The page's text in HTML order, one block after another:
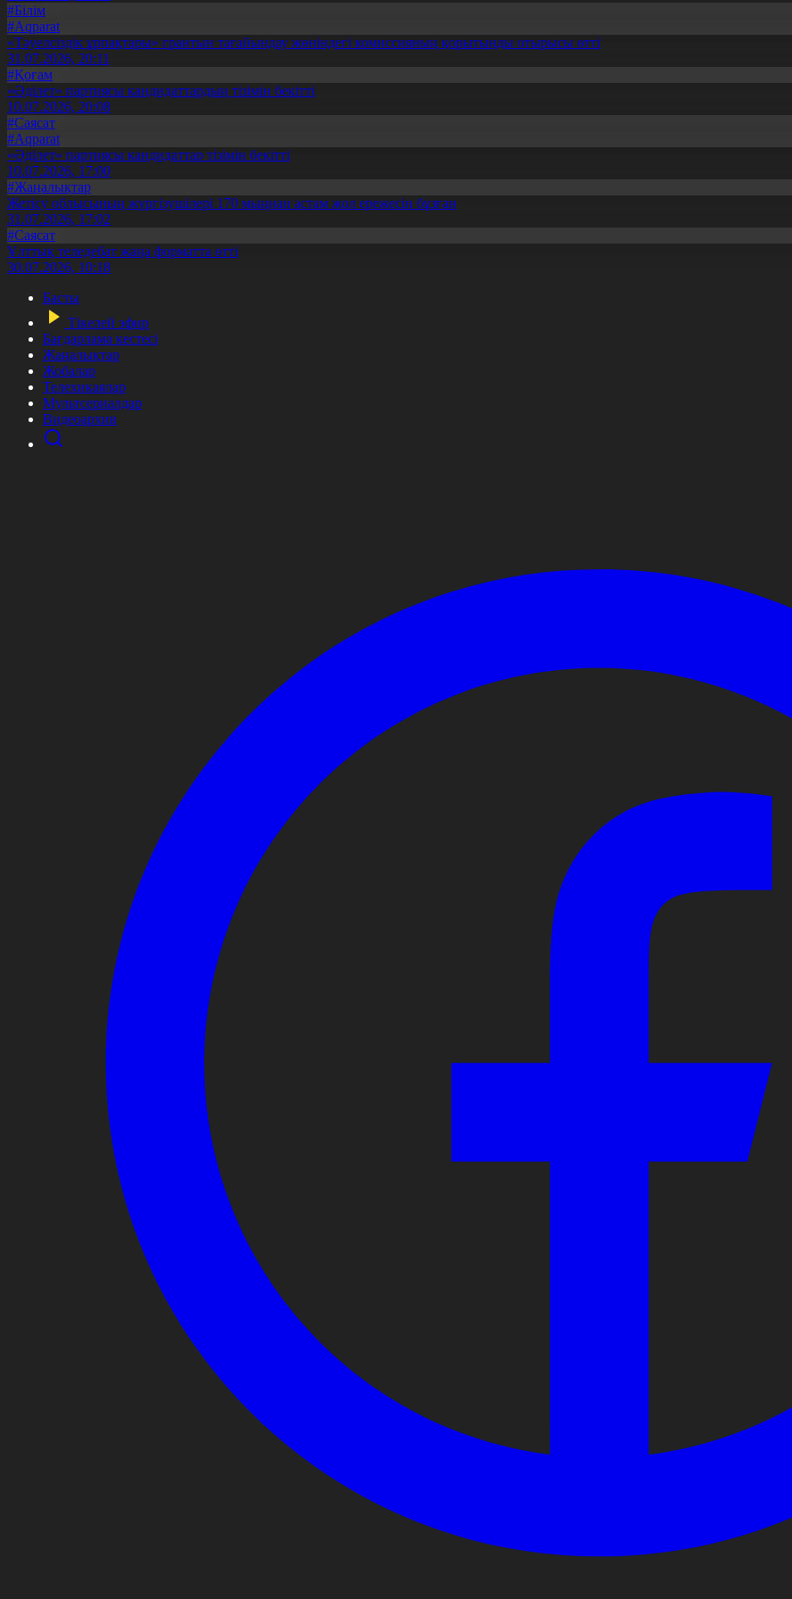
#Білім
#Aqparat
«Тәуелсіздік ұрпақтары» грантын тағайындау жөніндегі комиссияның қорытынды отырысы өтті
31.07.2026, 20:11
#Қоғам
«Әділет» партиясы кандидаттардың тізімін бекітті
10.07.2026, 20:08
#Саясат
#Aqparat
«Әділет» партиясы кандидаттар тізімін бекітті
10.07.2026, 17:00
#Жаңалықтар
Жетісу облысының жүргізушілері 170 мыңнан астам жол ережесін бұзған
31.07.2026, 17:02
#Саясат
Ұлттық теледебат жаңа форматта өтті
30.07.2026, 10:18
Басты
Тікелей эфир
Бағдарлама кестесі
Жаңалықтар
Жобалар
Телехикаялар
Мультсериалдар
Видеоархив